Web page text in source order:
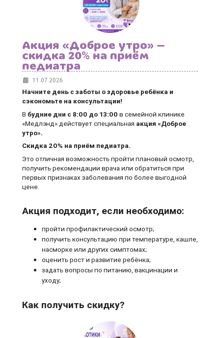
Акция «Доброе утро» —
скидка 20% на приём
педиатра
11.07.2026
Начните день с заботы о здоровье ребёнка и
сэкономьте на консультации!
В будние дни с 8:00 до 13:00 в семейной клинике
«Медлэнд» действует специальная акция «Доброе
утро».
Скидка 20% на приём педиатра.
Это отличная возможность пройти плановый осмотр,
получить рекомендации врача или обратиться при
первых признаках заболевания по более выгодной
цене.
Акция подходит, если необходимо:
пройти профилактический осмотр;
получить консультацию при температуре, кашле,
насморке или других симптомах;
оценить рост и развитие ребёнка;
задать вопросы по питанию, вакцинации и
уходу;
Как получить скидку?